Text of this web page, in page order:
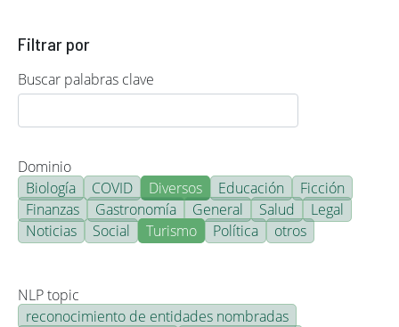
Filtrar por
Buscar palabras clave
Dominio
Biología
COVID Diversos Educación
Ficción
Finanzas
Gastronomía General Salud
Legal
Noticias
Social Turismo Política otros
NLP topic
reconocimiento de entidades nombradas